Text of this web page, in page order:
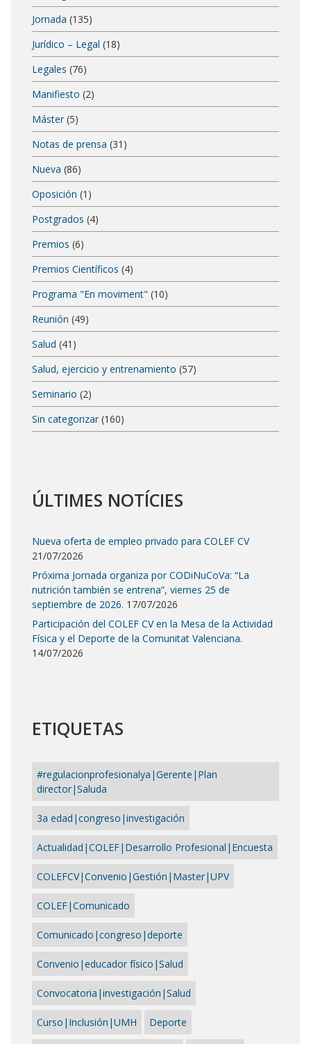
Jornada (135)
Jurídico – Legal (18)
Legales (76)
Manifiesto (2)
Máster (5)
Notas de prensa (31)
Nueva (86)
Oposición (1)
Postgrados (4)
Premios (6)
Premios Científicos (4)
Programa "En moviment" (10)
Reunión (49)
Salud (41)
Salud, ejercicio y entrenamiento (57)
Seminario (2)
Sin categorizar (160)
ÚLTIMES NOTÍCIES
Nueva oferta de empleo privado para COLEF CV
21/07/2026
Próxima Jornada organiza por CODiNuCoVa: “La
nutrición también se entrena”, viernes 25 de
septiembre de 2026. 17/07/2026
Participación del COLEF CV en la Mesa de la Actividad
Física y el Deporte de la Comunitat Valenciana.
14/07/2026
ETIQUETAS
#regulacionprofesionalya|Gerente|Plan
director|Saluda
3a edad|congreso|investigación
Actualidad|COLEF|Desarrollo Profesional|Encuesta
COLEFCV|Convenio|Gestión|Master|UPV
COLEF|Comunicado
Comunicado|congreso|deporte
Convenio|educador físico|Salud
Convocatoria|investigación|Salud
Curso|Inclusión|UMH Deporte